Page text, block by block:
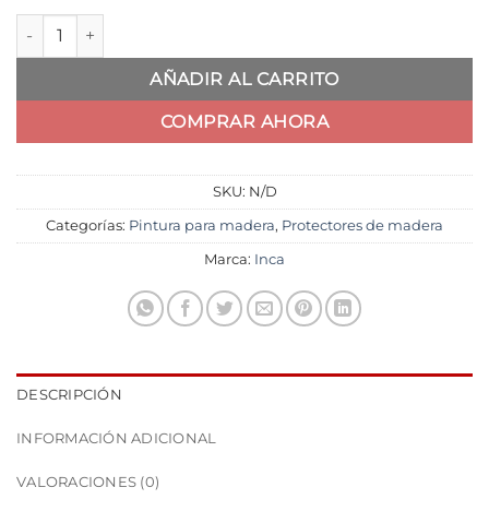
Cetol Deck Plus Protector para Maderas 1 L cantidad
AÑADIR AL CARRITO
COMPRAR AHORA
SKU: N/D
Categorías: Pintura para madera, Protectores de madera
Marca: Inca
DESCRIPCIÓN
INFORMACIÓN ADICIONAL
VALORACIONES (0)